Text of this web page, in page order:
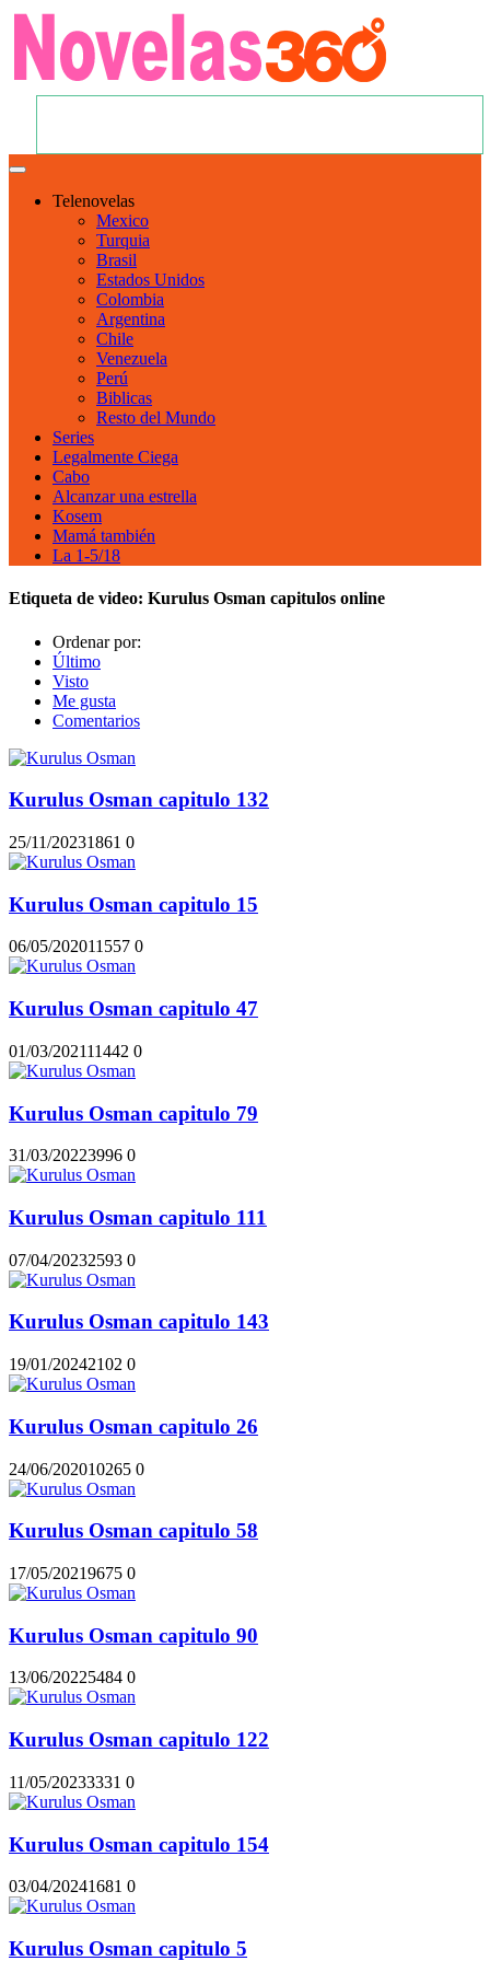
Telenovelas
Mexico
Turquia
Brasil
Estados Unidos
Colombia
Argentina
Chile
Venezuela
Perú
Biblicas
Resto del Mundo
Series
Legalmente Ciega
Cabo
Alcanzar una estrella
Kosem
Mamá también
La 1-5/18
Etiqueta de video: Kurulus Osman capitulos online
Ordenar por:
Último
Visto
Me gusta
Comentarios
Kurulus Osman capitulo 132
25/11/20231861 0
Kurulus Osman capitulo 15
06/05/202011557 0
Kurulus Osman capitulo 47
01/03/202111442 0
Kurulus Osman capitulo 79
31/03/20223996 0
Kurulus Osman capitulo 111
07/04/20232593 0
Kurulus Osman capitulo 143
19/01/20242102 0
Kurulus Osman capitulo 26
24/06/202010265 0
Kurulus Osman capitulo 58
17/05/20219675 0
Kurulus Osman capitulo 90
13/06/20225484 0
Kurulus Osman capitulo 122
11/05/20233331 0
Kurulus Osman capitulo 154
03/04/20241681 0
Kurulus Osman capitulo 5